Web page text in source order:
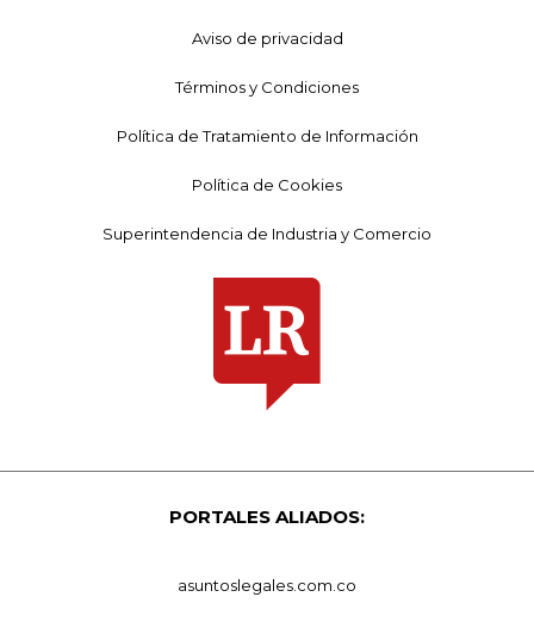
Aviso de privacidad
Términos y Condiciones
Política de Tratamiento de Información
Política de Cookies
Superintendencia de Industria y Comercio
PORTALES ALIADOS:
asuntoslegales.com.co